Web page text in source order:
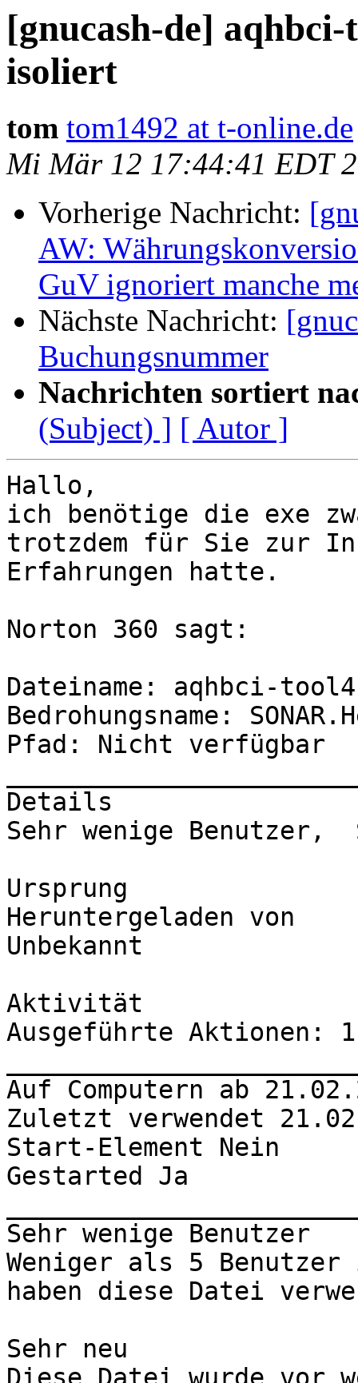
[gnucash-de]
isoliert
tom tom1492 at t-online.de
Mi Mär 12 17:44:41 EDT
Vorherige Nachricht:
AW:
GuV ignoriert manche
Nächste Nachricht:
Buchungsnummer
Nachrichten sortiert
(Subject) ] [ Autor ]
Hallo,
ich benötige die exe
trotzdem für Sie zur
Erfahrungen hatte.
Norton 360 sagt:
Dateiname: aqhbci-
Bedrohungsname:
Pfad: Nicht verfügbar
Details
Sehr wenige Benutzer,
Ursprung
Heruntergeladen von
Unbekannt
Aktivität
Ausgeführte Aktionen:
Auf Computern ab
Zuletzt verwendet
Start-Element Nein
Gestarted Ja
Sehr wenige Benutzer
Weniger als 5 Benutzer
haben diese Datei
Sehr neu